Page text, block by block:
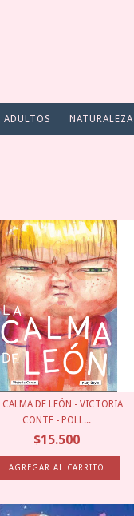
ADULTOS NATURALEZA
CALMA DE LEÓN - VICTORIA
CONTE - POLL...
$15.500